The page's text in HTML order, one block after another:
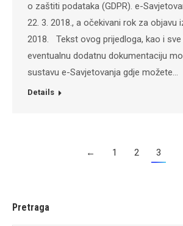
o zaštiti podataka (GDPR). e-
22. 3. 2018., a očekivani rok za objavu
2018. Tekst ovog prijedloga, kao i
eventualnu dodatnu dokumentaciju
sustavu e-Savjetovanja gdje možete…
Details
← 1 2 3
Pretraga